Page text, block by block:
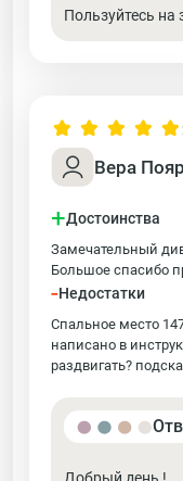
Пользуйтесь на
Вера
+Достоинства
Замечательный
Большое спасибо
-Недостатки
Спальное место
написано в
раздвигать?